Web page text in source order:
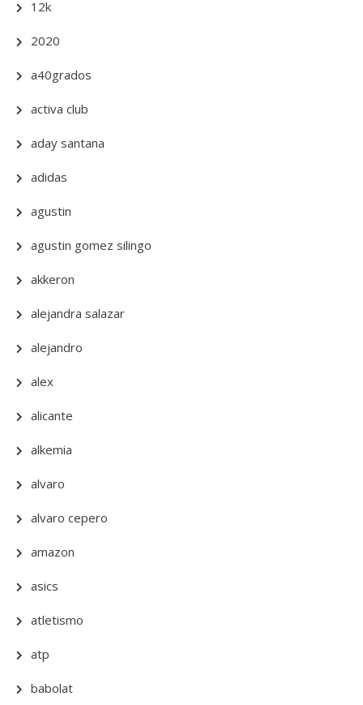
12k
2020
a40grados
activa club
aday santana
adidas
agustin
agustin gomez silingo
akkeron
alejandra salazar
alejandro
alex
alicante
alkemia
alvaro
alvaro cepero
amazon
asics
atletismo
atp
babolat